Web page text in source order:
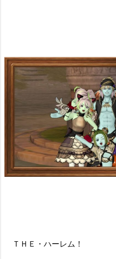
ＴＨＥ・ハーレム！